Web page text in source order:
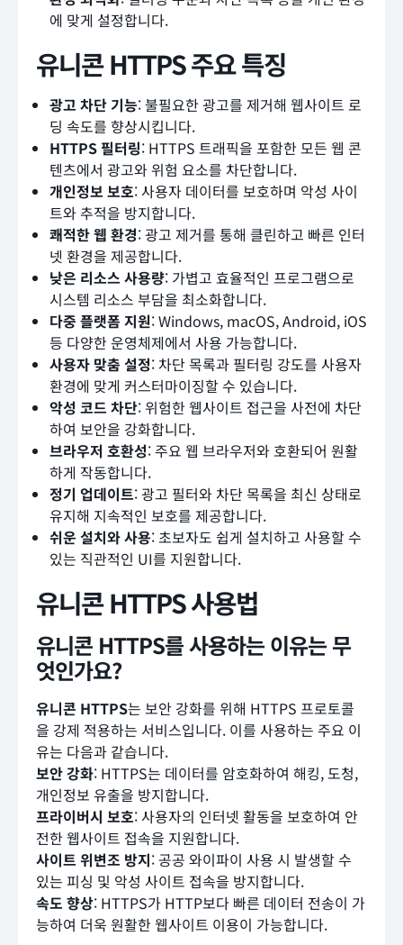
에 맞게 설정합니다.
유니콘 HTTPS 주요 특징
광고 차단 기능: 불필요한 광고를 제거해 웹사이트 로
딩 속도를 향상시킵니다.
HTTPS 필터링: HTTPS 트래픽을 포함한 모든 웹 콘
텐츠에서 광고와 위험 요소를 차단합니다.
개인정보 보호: 사용자 데이터를 보호하며 악성 사이
트와 추적을 방지합니다.
쾌적한 웹 환경: 광고 제거를 통해 클린하고 빠른 인터
넷 환경을 제공합니다.
낮은 리소스 사용량: 가볍고 효율적인 프로그램으로
시스템 리소스 부담을 최소화합니다.
다중 플랫폼 지원: Windows, macOS, Android, iOS
등 다양한 운영체제에서 사용 가능합니다.
사용자 맞춤 설정: 차단 목록과 필터링 강도를 사용자
환경에 맞게 커스터마이징할 수 있습니다.
악성 코드 차단: 위험한 웹사이트 접근을 사전에 차단
하여 보안을 강화합니다.
브라우저 호환성: 주요 웹 브라우저와 호환되어 원활
하게 작동합니다.
정기 업데이트: 광고 필터와 차단 목록을 최신 상태로
유지해 지속적인 보호를 제공합니다.
쉬운 설치와 사용: 초보자도 쉽게 설치하고 사용할 수
있는 직관적인 UI를 지원합니다.
유니콘 HTTPS 사용법
유니콘 HTTPS를 사용하는 이유는 무
엇인가요?
유니콘 HTTPS는 보안 강화를 위해 HTTPS 프로토콜
을 강제 적용하는 서비스입니다. 이를 사용하는 주요 이
유는 다음과 같습니다.
보안 강화: HTTPS는 데이터를 암호화하여 해킹, 도청,
개인정보 유출을 방지합니다.
프라이버시 보호: 사용자의 인터넷 활동을 보호하여 안
전한 웹사이트 접속을 지원합니다.
사이트 위변조 방지: 공공 와이파이 사용 시 발생할 수
있는 피싱 및 악성 사이트 접속을 방지합니다.
속도 향상: HTTPS가 HTTP보다 빠른 데이터 전송이 가
능하여 더욱 원활한 웹사이트 이용이 가능합니다.